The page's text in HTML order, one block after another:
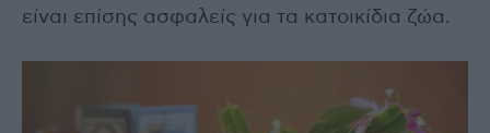
είναι επίσης ασφαλείς για τα κατοικίδια ζώα.